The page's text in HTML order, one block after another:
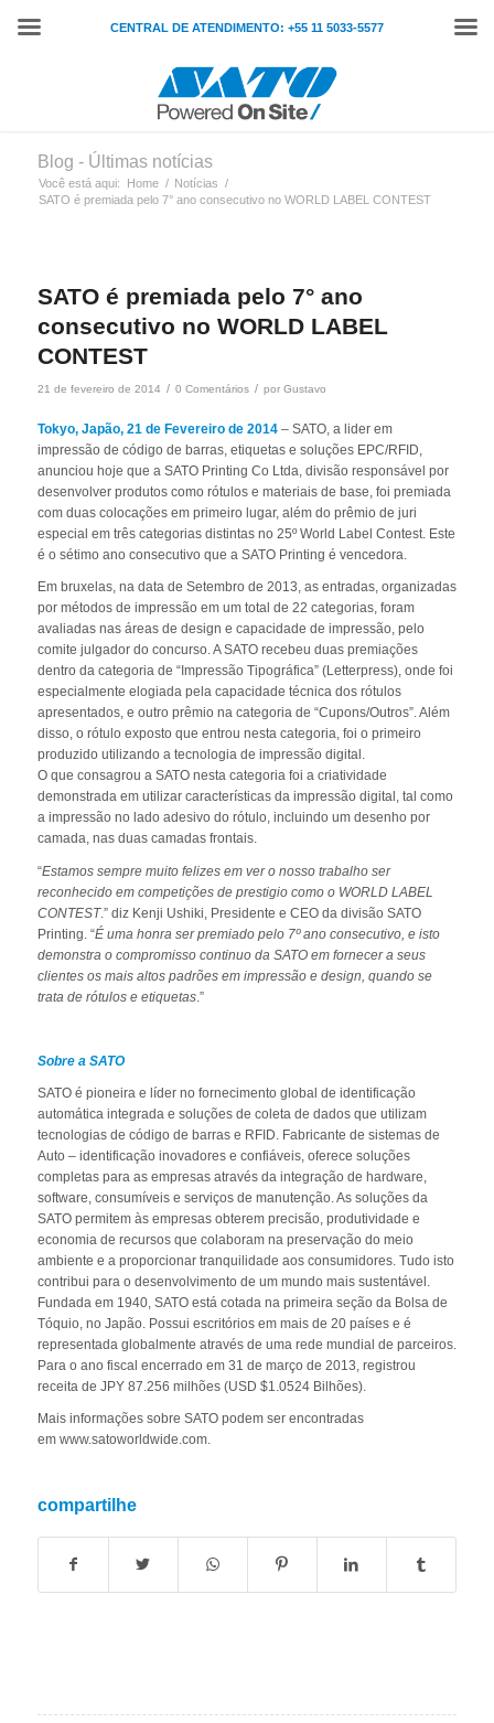
CENTRAL DE ATENDIMENTO: +55 11 5033-5577
Blog - Últimas notícias
Você está aqui: Home / Notícias /
SATO é premiada pelo 7° ano consecutivo no WORLD LABEL CONTEST
SATO é premiada pelo 7° ano
consecutivo no WORLD LABEL
CONTEST
21 de fevereiro de 2014 / 0 Comentários / por Gustavo
Tokyo, Japão, 21 de Fevereiro de 2014– SATO, a lider em
impressão de código de barras, etiquetas e soluções EPC/RFID,
anunciou hoje que a SATO Printing Co Ltda, divisão responsável por
desenvolver produtos como rótulos e materiais de base, foi premiada
com duas colocações em primeiro lugar, além do prêmio de juri
especial em três categorias distintas no 25º World Label Contest. Este
é o sétimo ano consecutivo que a SATO Printing é vencedora.
Em bruxelas, na data de Setembro de 2013, as entradas, organizadas
por métodos de impressão em um total de 22 categorias, foram
avaliadas nas áreas de design e capacidade de impressão, pelo
comite julgador do concurso. A SATO recebeu duas premiações
dentro da categoria de “Impressão Tipográfica” (Letterpress), onde foi
especialmente elogiada pela capacidade técnica dos rótulos
apresentados, e outro prêmio na categoria de “Cupons/Outros”. Além
disso, o rótulo exposto que entrou nesta categoria, foi o primeiro
produzido utilizando a tecnologia de impressão digital.
O que consagrou a SATO nesta categoria foi a criatividade
demonstrada em utilizar características da impressão digital, tal como
a impressão no lado adesivo do rótulo, incluindo um desenho por
camada, nas duas camadas frontais.
“Estamos sempre muito felizes em ver o nosso trabalho ser
reconhecido em competições de prestigio como o WORLD LABEL
CONTEST.” diz Kenji Ushiki, Presidente e CEO da divisão SATO
Printing. “É uma honra ser premiado pelo 7º ano consecutivo, e isto
demonstra o compromisso continuo da SATO em fornecer a seus
clientes os mais altos padrões em impressão e design, quando se
trata de rótulos e etiquetas.”
Sobre a SATO
SATO é pioneira e líder no fornecimento global de identificação
automática integrada e soluções de coleta de dados que utilizam
tecnologias de código de barras e RFID. Fabricante de sistemas de
Auto – identificação inovadores e confiáveis, oferece soluções
completas para as empresas através da integração de hardware,
software, consumíveis e serviços de manutenção. As soluções da
SATO permitem às empresas obterem precisão, produtividade e
economia de recursos que colaboram na preservação do meio
ambiente e a proporcionar tranquilidade aos consumidores. Tudo isto
contribui para o desenvolvimento de um mundo mais sustentável.
Fundada em 1940, SATO está cotada na primeira seção da Bolsa de
Tóquio, no Japão. Possui escritórios em mais de 20 países e é
representada globalmente através de uma rede mundial de parceiros.
Para o ano fiscal encerrado em 31 de março de 2013, registrou
receita de JPY 87.256 milhões (USD $1.0524 Bilhões).
Mais informações sobre SATO podem ser encontradas
em www.satoworldwide.com.
compartilhe